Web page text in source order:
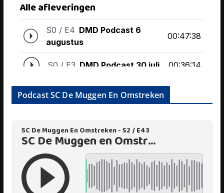
Podcast SC De Muggen En Omstreken